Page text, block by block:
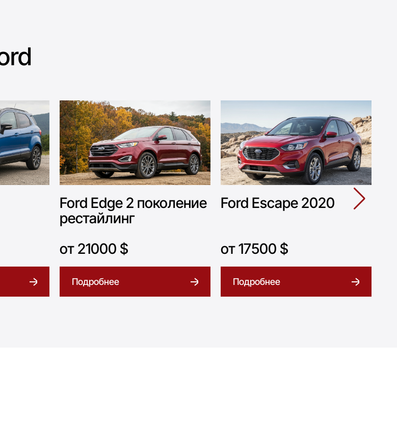
Ford Edge 2 поколение
рестайлинг
от 21000 $
Подробнее
Ford Escape 2020
от 17500 $
Подробнее